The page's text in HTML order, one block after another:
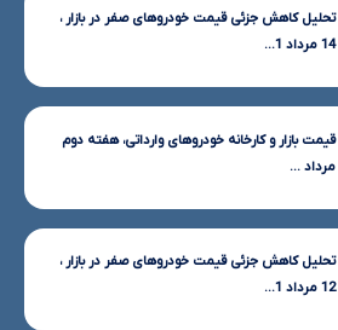
تحلیل کاهش جزئی قیمت خودروهای صفر در بازار ،
14 مرداد 1...
قیمت بازار و کارخانه خودروهای وارداتی، هفته دوم
مرداد ...
تحلیل کاهش جزئی قیمت خودروهای صفر در بازار ،
12 مرداد 1...